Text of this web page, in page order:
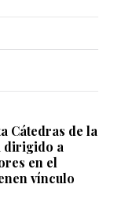
Cátedras de la
dirigido a
en el
vínculo